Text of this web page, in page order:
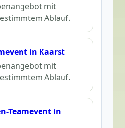
mit
Ablauf.
in Kaarst
mit
Ablauf.
Teamevent in